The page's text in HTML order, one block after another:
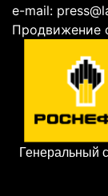
e-mail:
Продвижение
Генеральный